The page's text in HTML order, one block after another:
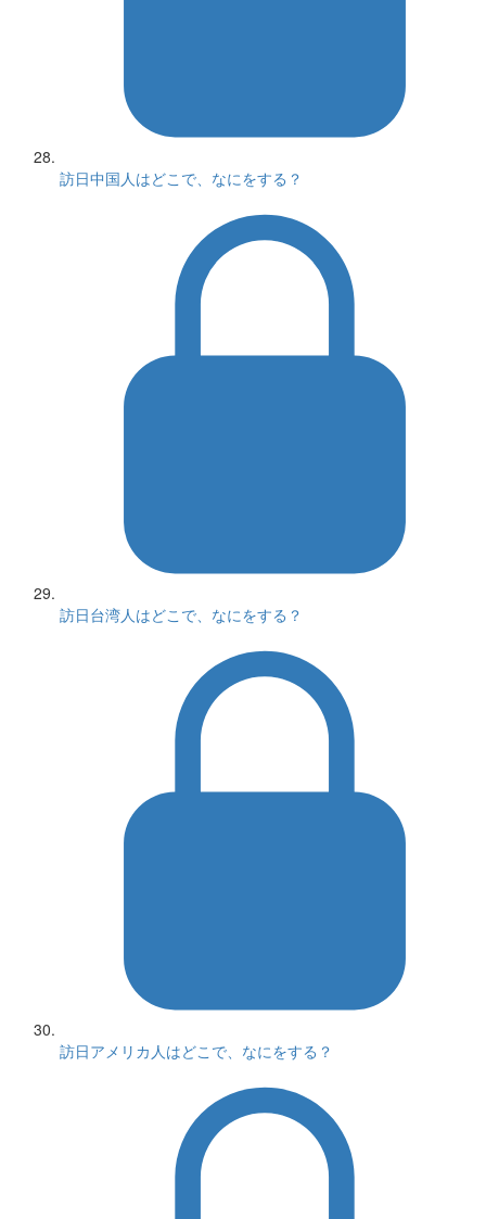
訪日中国人はどこで、なにをする？
訪日台湾人はどこで、なにをする？
訪日アメリカ人はどこで、なにをする？